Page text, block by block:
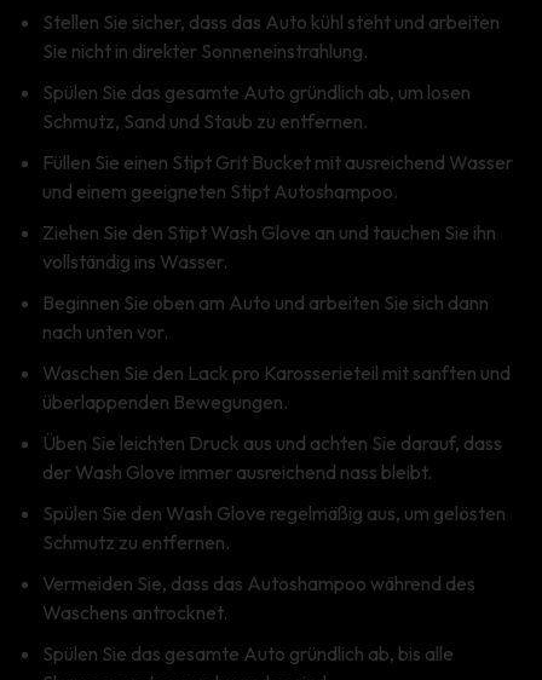
Stellen Sie sicher, dass das Auto kühl steht und arbeiten
Sie nicht in direkter Sonneneinstrahlung.
Spülen Sie das gesamte Auto gründlich ab, um losen
Schmutz, Sand und Staub zu entfernen.
Füllen Sie einen Stipt Grit Bucket mit ausreichend Wasser
und einem geeigneten Stipt Autoshampoo.
Ziehen Sie den Stipt Wash Glove an und tauchen Sie ihn
vollständig ins Wasser.
Beginnen Sie oben am Auto und arbeiten Sie sich dann
nach unten vor.
Waschen Sie den Lack pro Karosserieteil mit sanften und
überlappenden Bewegungen.
Üben Sie leichten Druck aus und achten Sie darauf, dass
der Wash Glove immer ausreichend nass bleibt.
Spülen Sie den Wash Glove regelmäßig aus, um gelösten
Schmutz zu entfernen.
Vermeiden Sie, dass das Autoshampoo während des
Waschens antrocknet.
Spülen Sie das gesamte Auto gründlich ab, bis alle